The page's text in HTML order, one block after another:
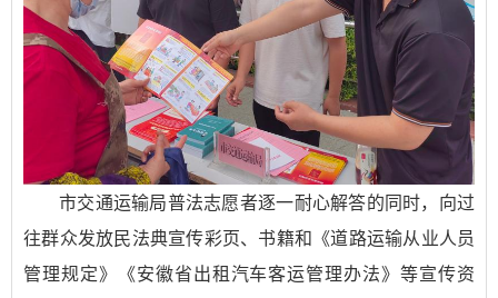
市交通运输局普法志愿者逐一耐心解答的同时，向过
往群众发放民法典宣传彩页、书籍和《道路运输从业人员
管理规定》《安徽省出租汽车客运管理办法》等宣传资